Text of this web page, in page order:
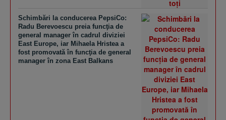
​Schimbări la conducerea PepsiCo:
Radu Berevoescu preia funcţia de
general manager în cadrul diviziei
East Europe, iar Mihaela Hristea a
fost promovată în funcţia de general
manager în zona East Balkans